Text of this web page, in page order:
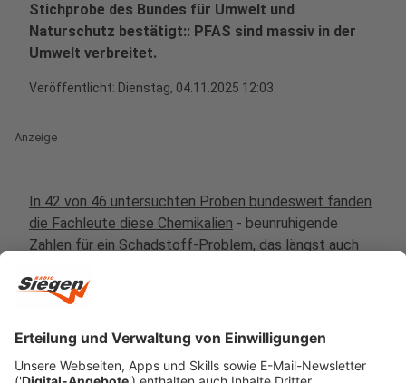
Stichprobe des Bundes für Umwelt und
Naturschutz bestätigt:: PFAS sind massiv in der
Umwelt verbreitet.
Veröffentlicht: Dienstag, 04.11.2025 12:03
Anzeige
In 42 von 46 untersuchten Proben bundesweit fanden
die Fachleute diese Chemikalien - beunruhigende
Zahlen für ein Schadstoff-Problem, das längst auch
Ewigkeitschemikalien: Sie verschwinden nicht einfach.
Sie landen im Trinkwasser, in Flüssen, im Grundwasser
und sogar in Lebensmitteln -und lassen sich